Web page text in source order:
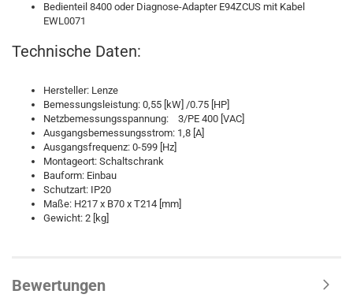
Bedienteil 8400 oder Diagnose-Adapter E94ZCUS mit Kabel
EWL0071
Technische Daten:
Hersteller: Lenze
Bemessungsleistung: 0,55 [kW] /0.75 [HP]
Netzbemessungsspannung: 3/PE 400 [VAC]
Ausgangsbemessungsstrom: 1,8 [A]
Ausgangsfrequenz: 0-599 [Hz]
Montageort: Schaltschrank
Bauform: Einbau
Schutzart: IP20
Maße: H217 x B70 x T214 [mm]
Gewicht: 2 [kg]
Bewertungen